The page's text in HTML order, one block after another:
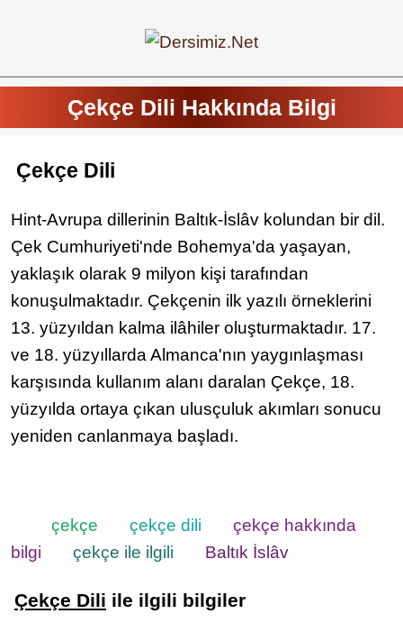
Çekçe Dili Hakkında Bilgi
Çekçe Dili
Hint-Avrupa dillerinin Baltık-İslâv kolundan bir dil.
Çek Cumhuriyeti'nde Bohemya'da yaşayan,
yaklaşık olarak 9 milyon kişi tarafından
konuşulmaktadır. Çekçenin ilk yazılı örneklerini
13. yüzyıldan kalma ilâhiler oluşturmaktadır. 17.
ve 18. yüzyıllarda Almanca'nın yaygınlaşması
karşısında kullanım alanı daralan Çekçe, 18.
yüzyılda ortaya çıkan ulusçuluk akımları sonucu
yeniden canlanmaya başladı.
çekçe çekçe dili
çekçe hakkında
bilgi
çekçe ile ilgili Baltık İslâv
Çekçe Dili ile ilgili bilgiler